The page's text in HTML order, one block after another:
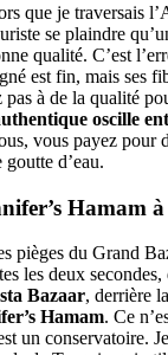
que je traversais
se plaindre
qualité. C’est
est fin, mais ses
à de la qualité
oscille
vous payez pour
goutte d’eau.
Hamam
pièges du Grand
les deux
Bazaar, derrière
Hamam. Ce
un conservatoire.